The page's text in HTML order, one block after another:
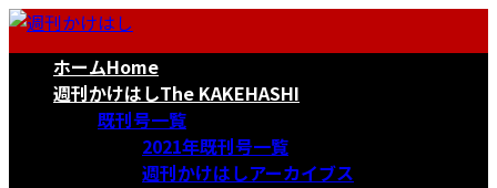
コ
ナ
ホームHome
週刊かけはしThe KAKEHASHI
既刊号一覧
2021年既刊号一覧
週刊かけはしアーカイブス